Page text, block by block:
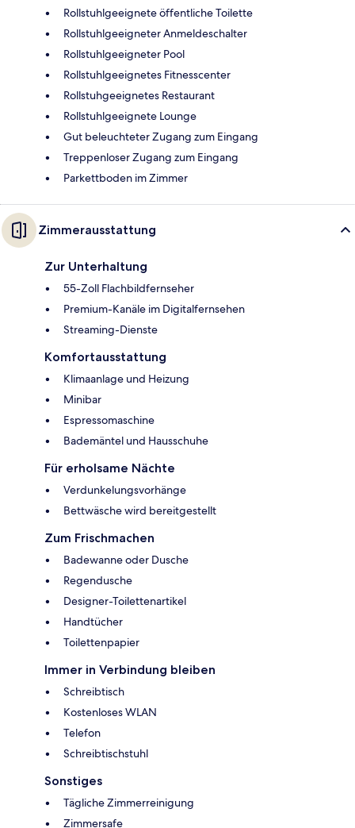
Rollstuhlgeeignete öffentliche Toilette
Rollstuhlgeeigneter Anmeldeschalter
Rollstuhlgeeigneter Pool
Rollstuhlgeeignetes Fitnesscenter
Rollstuhgeeignetes Restaurant
Rollstuhlgeeignete Lounge
Gut beleuchteter Zugang zum Eingang
Treppenloser Zugang zum Eingang
Parkettboden im Zimmer
Zimmerausstattung
Zur Unterhaltung
55-Zoll Flachbildfernseher
Premium-Kanäle im Digitalfernsehen
Streaming-Dienste
Komfortausstattung
Klimaanlage und Heizung
Minibar
Espressomaschine
Bademäntel und Hausschuhe
Für erholsame Nächte
Verdunkelungsvorhänge
Bettwäsche wird bereitgestellt
Zum Frischmachen
Badewanne oder Dusche
Regendusche
Designer-Toilettenartikel
Handtücher
Toilettenpapier
Immer in Verbindung bleiben
Schreibtisch
Kostenloses WLAN
Telefon
Schreibtischstuhl
Sonstiges
Tägliche Zimmerreinigung
Zimmersafe